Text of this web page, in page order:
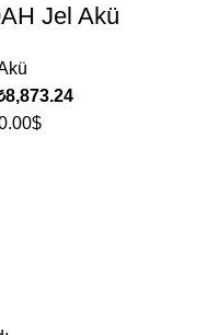
Jel Akü
8,873.24